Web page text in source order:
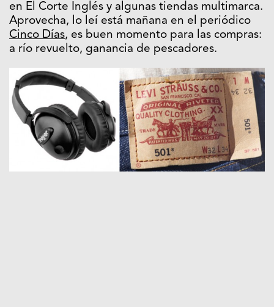
en El Corte Inglés y algunas tiendas multimarca.
Aprovecha, lo leí está mañana en el periódico
Cinco Días, es buen momento para las compras:
a río revuelto, ganancia de pescadores.